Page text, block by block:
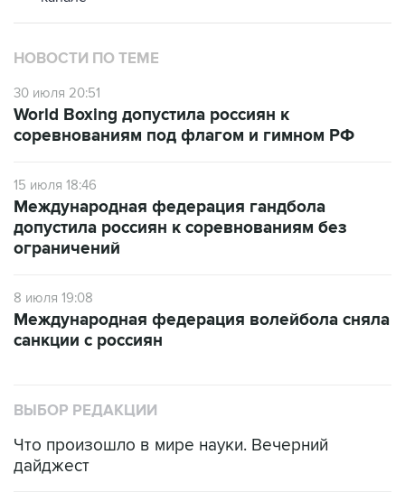
НОВОСТИ ПО ТЕМЕ
30 июля 20:51
World Boxing допустила россиян к
соревнованиям под флагом и гимном РФ
15 июля 18:46
Международная федерация гандбола
допустила россиян к соревнованиям без
ограничений
8 июля 19:08
Международная федерация волейбола сняла
санкции с россиян
ВЫБОР РЕДАКЦИИ
Что произошло в мире науки. Вечерний
дайджест